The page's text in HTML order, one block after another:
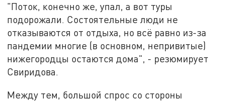
"Поток, конечно же, упал, а вот туры
подорожали. Состоятельные люди не
отказываются от отдыха, но всё равно из-за
пандемии многие (в основном, непривитые)
нижегородцы остаются дома", - резюмирует
Свиридова.
Между тем, большой спрос со стороны